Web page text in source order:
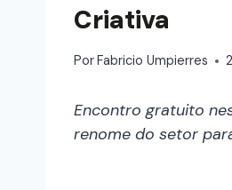
Criativa
PorFabricio Umpierres
Encontro gratuito
renome do setor